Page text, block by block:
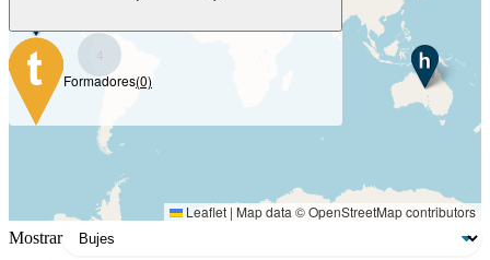
Formadores(0)
4
Leaflet | Map data ©OpenStreetMapcontributors
Mostrar